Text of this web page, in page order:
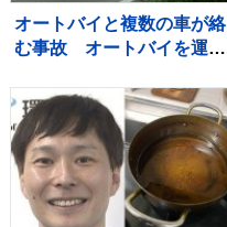
オートバイと複数の車が絡
む事故 オートバイを運転
亡 当初警察は現場から車
が立ち去ったとみて捜査
も その後ひき逃げの可能性
は低く